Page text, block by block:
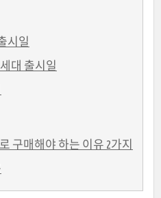
시일
대 출시일
구매해야 하는 이유 2가지